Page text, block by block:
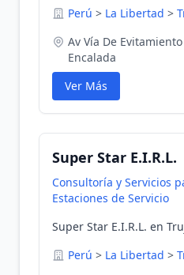
Perú > La Libertad >
Av Vía De
Encalada
Ver Más
Super Star E.I.R.L.
Consultoría y Servicios
Estaciones de Servicio
Super Star E.I.R.L. en
Perú > La Libertad >